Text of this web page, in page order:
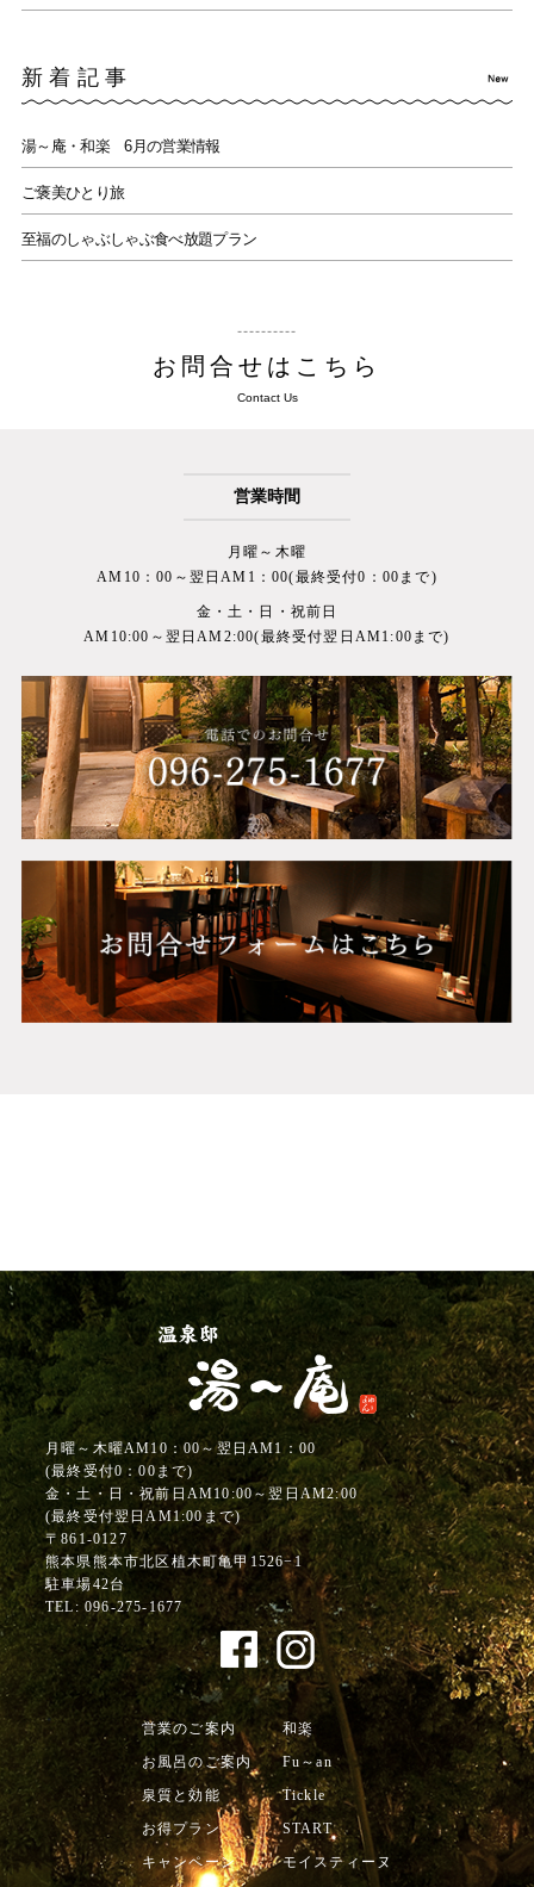
新着記事
湯～庵・和楽 6月の営業情報
ご褒美ひとり旅
至福のしゃぶしゃぶ食べ放題プラン
お問合せはこちら
Contact Us
営業時間
月曜～木曜
AM10：00～翌日AM1：00(最終受付0：00まで)
金・土・日・祝前日
AM10:00～翌日AM2:00(最終受付翌日AM1:00まで)
月曜～木曜AM10：00～翌日AM1：00
(最終受付0：00まで)
金・土・日・祝前日AM10:00～翌日AM2:00
(最終受付翌日AM1:00まで)
〒861-0127
熊本県熊本市北区植木町亀甲1526−1
駐車場42台
TEL: 096-275-1677
営業のご案内
お風呂のご案内
泉質と効能
お得プラン
キャンペーン
和楽
Fu～an
Tickle
START
モイスティーヌ